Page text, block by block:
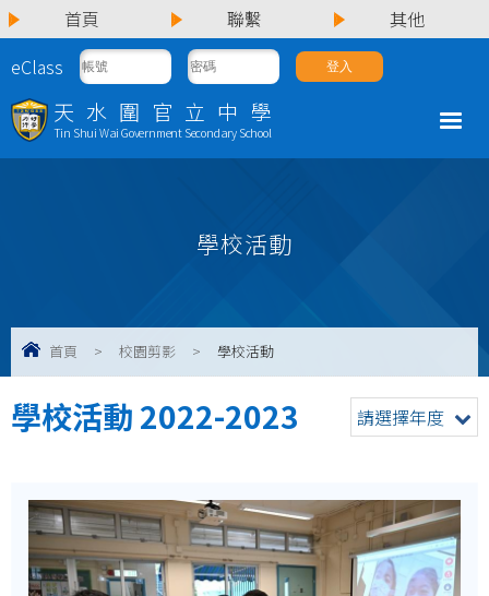
天水圍官立中學
Tin Shui Wai Government Secondary School
首頁 聯繫
其他
eClass
學校活動
首頁 > 校園剪影 > 學校活動
學校活動 2022-2023 請選擇年度